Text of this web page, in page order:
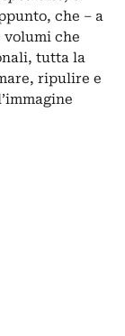
che – a
che
tutta la
ripulire e